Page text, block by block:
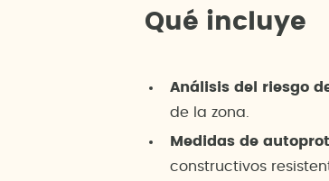
Qué incluye
Análisis del riesgo
de la zona.
Medidas de
constructivos